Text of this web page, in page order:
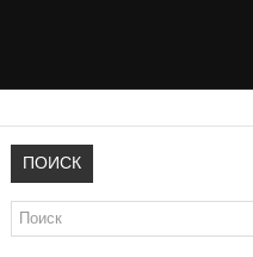
ПОИСК
Поиск